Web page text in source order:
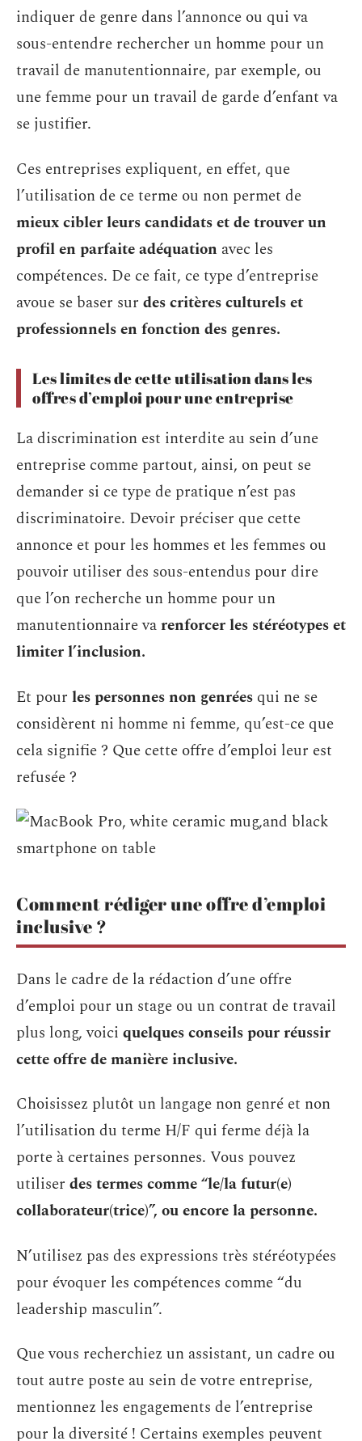
indiquer de genre dans l’annonce ou qui va
sous-entendre rechercher un homme pour un
travail de manutentionnaire, par exemple, ou
une femme pour un travail de garde d’enfant va
se justifier.
Ces entreprises expliquent, en effet, que
l’utilisation de ce terme ou non permet de
mieux cibler leurs candidats et de trouver un
profil en parfaite adéquation avec les
compétences. De ce fait, ce type d’entreprise
avoue se baser sur des critères culturels et
professionnels en fonction des genres.
Les limites de cette utilisation dans les
offres d’emploi pour une entreprise
La discrimination est interdite au sein d’une
entreprise comme partout, ainsi, on peut se
demander si ce type de pratique n’est pas
discriminatoire. Devoir préciser que cette
annonce et pour les hommes et les femmes ou
pouvoir utiliser des sous-entendus pour dire
que l’on recherche un homme pour un
manutentionnaire varenforcer les stéréotypes et
limiter l’inclusion.
Et pour les personnes non genrées qui ne se
considèrent ni homme ni femme, qu’est-ce que
cela signifie ? Que cette offre d’emploi leur est
refusée ?
Comment rédiger une offre d’emploi
inclusive ?
Dans le cadre de la rédaction d’une offre
d’emploi pour un stage ou un contrat de travail
plus long, voici quelques conseils pour réussir
cette offre de manière inclusive.
Choisissez plutôt un langage non genré et non
l’utilisation du terme H/F qui ferme déjà la
porte à certaines personnes. Vous pouvez
utiliser des termes comme “le/la futur(e)
collaborateur(trice)”, ou encore la personne.
N’utilisez pas des expressions très stéréotypées
pour évoquer les compétences comme “du
leadership masculin”.
Que vous recherchiez un assistant, un cadre ou
tout autre poste au sein de votre entreprise,
mentionnez les engagements de l’entreprise
pour la diversité ! Certains exemples peuvent